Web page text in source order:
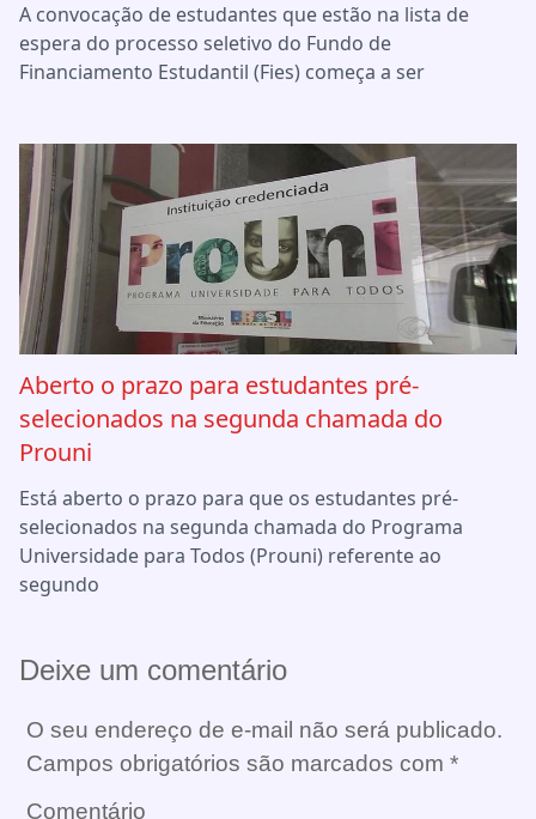
A convocação de estudantes que estão na lista de
espera do processo seletivo do Fundo de
Financiamento Estudantil (Fies) começa a ser
Aberto o prazo para estudantes pré-
selecionados na segunda chamada do
Prouni
Está aberto o prazo para que os estudantes pré-
selecionados na segunda chamada do Programa
Universidade para Todos (Prouni) referente ao
segundo
Deixe um comentário
O seu endereço de e-mail não será publicado.
Campos obrigatórios são marcados com *
Comentário